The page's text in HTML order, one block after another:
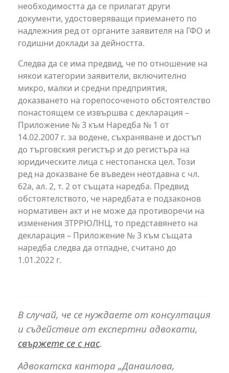
необходимостта да се прилагат други
документи, удостоверяващи приемането по
надлежния ред от органите заявителя на ГФО и
годишни доклади за дейността.
Следва да се има предвид, че по отношение на
някои категории заявители, включително
микро, малки и средни предприятия,
доказването на горепосоченото обстоятелство
понастоящем се извършва с декларация –
Приложение № 3 към Наредба № 1 от
14.02.2007 г. за водене, съхраняване и достъп
до търговския регистър и до регистъра на
юридическите лица с нестопанска цел. Този
ред на доказване бе въведен неотдавна с чл.
62а, ал. 2, т. 2 от същата наредба. Предвид
обстоятелството, че наредбата е подзаконов
нормативен акт и не може да противоречи на
изменения ЗТРРЮЛНЦ, то представянето на
декларация – Приложение № 3 към същата
наредба следва да отпадне, считано до
1.01.2022 г.
В случай, че се нуждаете от консултация
и съдействие от експертни адвокати,
свържете се с нас.
Адвокатска кантора „Данаилова,